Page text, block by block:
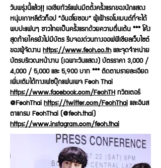
วันพรุ่งนี้แล้ว!! เอเชียทัวร์แฟนมีตติ้งครั้งแรกของนักแสดง
หนุ่มเกาหลีตัวท็อป “อันฮโยซอบ” ผู้เฝ้ารอโมเมนต์ที่จะได้
พบปะแฟนๆ ชาวไทยเป็นครั้งแรกด้วยความตื่นเต้น *** โค้ง
สุดท้ายใครยังไม่มีบัตร รีบจองด่วนทางออฟฟิเชียลเว็บไซต์
ของผู้จัดงานhttps://www.feoh.co.thและจุดจำหน่าย
บัตรบริเวณหน้างาน (เฉพาะวันแสดง) บัตรราคา 3,000 /
4,000 / 5,000 และ 5,900 บาท *** ติดตามรายละเอียด
เพิ่มเติมได้ทางเฟซบุ๊กแฟนเพจ Feoh Thai
https://www.facebook.com/FeohTHทวิตเตอร์
@FeohThaihttps://twitter.com/FeohThaiและอินส
ตาแกรม FeohThai (@feoh.thai)
https://www.instagram.com/feoh.thai